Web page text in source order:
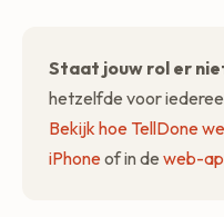
Staat jouw rol er
hetzelfde voor
Bekijk hoe TellDone
iPhoneof in de web-